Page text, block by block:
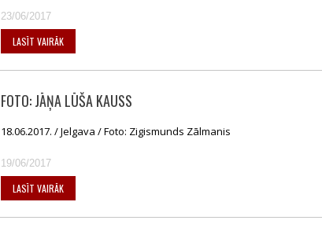
23/06/2017
LASĪT VAIRĀK
FOTO: JĀŅA LŪŠA KAUSS
18.06.2017. / Jelgava / Foto: Zigismunds Zālmanis
19/06/2017
LASĪT VAIRĀK